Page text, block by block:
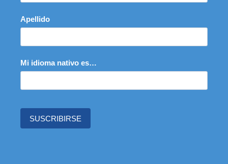
Apellido
Mi idioma nativo es…
SUSCRIBIRSE